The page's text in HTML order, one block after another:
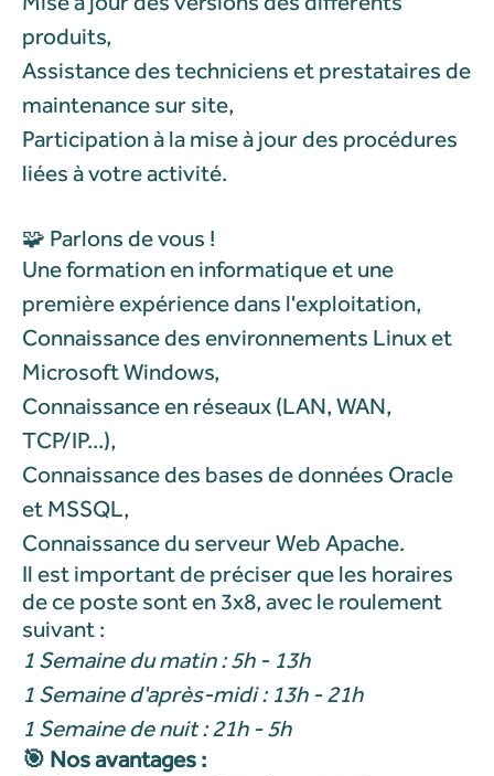
produits,
Assistance des techniciens et prestataires de
maintenance sur site,
Participation à la mise à jour des procédures
liées à votre activité.
🧩 Parlons de vous !
Une formation en informatique et une
première expérience dans l'exploitation,
Connaissance des environnements Linux et
Microsoft Windows,
Connaissance en réseaux (LAN, WAN,
TCP/IP...),
Connaissance des bases de données Oracle
et MSSQL,
Connaissance du serveur Web Apache.
Il est important de préciser que les horaires
de ce poste sont en 3x8, avec le roulement
suivant :
1 Semaine du matin : 5h - 13h
1 Semaine d'après-midi : 13h - 21h
1 Semaine de nuit : 21h - 5h
🎯 Nos avantages :